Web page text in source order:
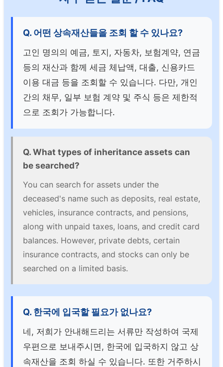
Q. 어떤 상속재산들을 조회 할 수 있나요?
고인 명의의 예금, 토지, 자동차, 보험계약, 연금
등의 재산과 함께 세금 체납액, 대출, 신용카드
이용 대금 등을 조회할 수 있습니다. 다만, 개인
간의 채무, 일부 보험 계약 및 주식 등은 제한적
으로 조회가 가능합니다.
Q. What types of inheritance assets can
be searched?
You can search for assets under the
deceased's name such as deposits, real estate,
vehicles, insurance contracts, and pensions,
along with unpaid taxes, loans, and credit card
balances. However, private debts, certain
insurance contracts, and stocks can only be
searched on a limited basis.
Q. 한국에 입국할 필요가 없나요?
네, 저희가 안내해드리는 서류만 작성하여 국제
우편으로 보내주시면, 한국에 입국하지 않고 상
속재산을 조회 하실 수 있습니다. 또한 거주하시